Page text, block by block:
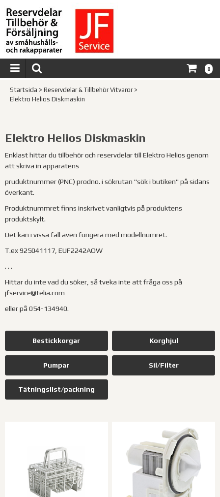
0
Startsida > Reservdelar & Tillbehör Vitvaror>
Elektro Helios Diskmaskin
Elektro Helios Diskmaskin
Enklast hittar du tillbehör och reservdelar till Elektro Helios genom
att skriva in apparatens
pruduktnummer (PNC) prodno. i sökrutan "sök i butiken" på sidans
överkant.
Produktnummret finns inskrivet vanligtvis på produktens
produktskylt.
Det kan i vissa fall även fungera med modellnumret.
T.ex 925041117, EUF2242AOW
. . .
Hittar du inte vad du söker, så tveka inte att fråga oss på
jfservice@telia.com
eller på 054-134940.
Bestickkorgar Korghjul
Pumpar Sil/Filter
Tätningslist/packning